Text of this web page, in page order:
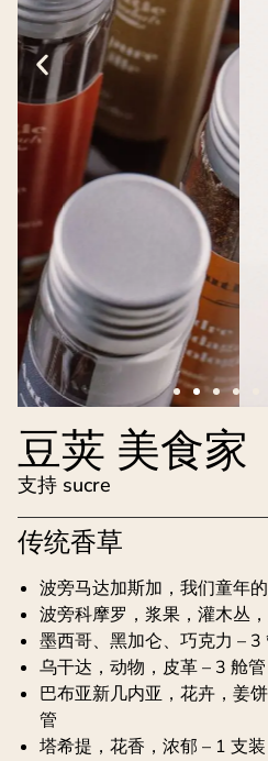
豆荚 美食家
支持 sucre
传统香草
波旁马达加斯加，我们童
波旁科摩罗，浆果，灌木丛
墨西哥、黑加仑、巧克力 – 3
乌干达，动物，皮革 – 3 舱管
巴布亚新几内亚，花卉，
管
塔希提，花香，浓郁 – 1 支装